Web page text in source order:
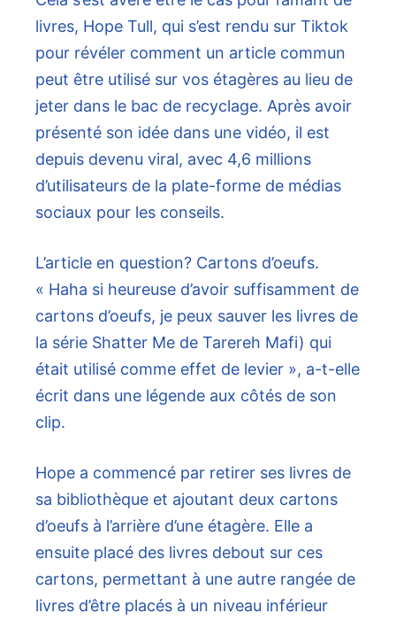
livres, Hope Tull, qui s’est rendu sur Tiktok
pour révéler comment un article commun
peut être utilisé sur vos étagères au lieu de
jeter dans le bac de recyclage. Après avoir
présenté son idée dans une vidéo, il est
depuis devenu viral, avec 4,6 millions
d’utilisateurs de la plate-forme de médias
sociaux pour les conseils.
L’article en question? Cartons d’oeufs.
« Haha si heureuse d’avoir suffisamment de
cartons d’oeufs, je peux sauver les livres de
la série Shatter Me de Tarereh Mafi) qui
était utilisé comme effet de levier », a-t-elle
écrit dans une légende aux côtés de son
clip.
Hope a commencé par retirer ses livres de
sa bibliothèque et ajoutant deux cartons
d’oeufs à l’arrière d’une étagère. Elle a
ensuite placé des livres debout sur ces
cartons, permettant à une autre rangée de
livres d’être placés à un niveau inférieur